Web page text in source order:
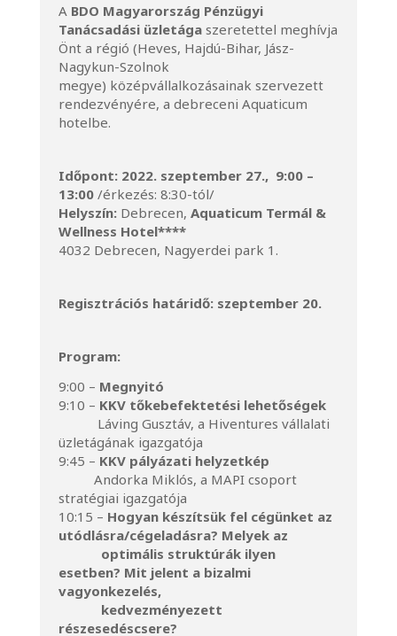
A BDO Magyarország Pénzügyi
Tanácsadási üzletága szeretettel meghívja
Önt a régió (Heves, Hajdú-Bihar, Jász-
Nagykun-Szolnok
megye) középvállalkozásainak szervezett
rendezvényére, a debreceni Aquaticum
hotelbe.
Időpont: 2022. szeptember 27., 9:00 –
13:00 /érkezés: 8:30-tól/
Helyszín:Debrecen, Aquaticum Termál &
Wellness Hotel****
4032 Debrecen, Nagyerdei park 1.
Regisztrációs határidő:szeptember 20.
Program:
9:00 – Megnyitó
9:10 – KKV tőkebefektetési lehetőségek
Láving Gusztáv, a Hiventures vállalati
üzletágának igazgatója
9:45 – KKV pályázati helyzetkép
Andorka Miklós, a MAPI csoport
stratégiai igazgatója
10:15 – Hogyan készítsük fel cégünket az
utódlásra/cégeladásra? Melyek az
optimális struktúrák ilyen
esetben? Mit jelent a bizalmi
vagyonkezelés,
kedvezményezett
részesedéscsere?